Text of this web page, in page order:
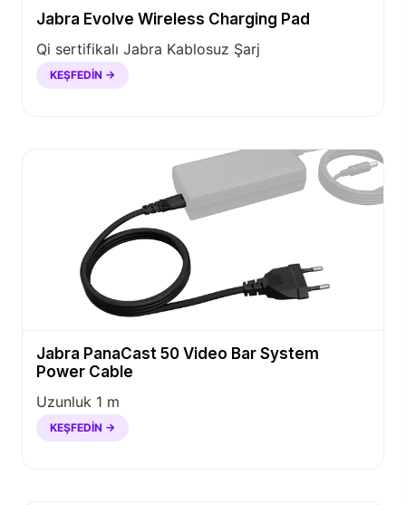
Jabra Evolve Wireless Charging Pad
Qi sertifikalı Jabra Kablosuz Şarj
KEŞFEDIN →
Jabra PanaCast 50 Video Bar System
Power Cable
Uzunluk 1 m
KEŞFEDIN →